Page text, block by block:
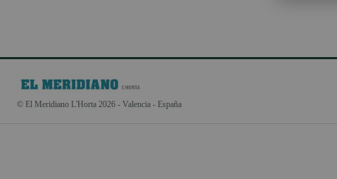
© El Meridiano L'Horta 2026 - Valencia - España